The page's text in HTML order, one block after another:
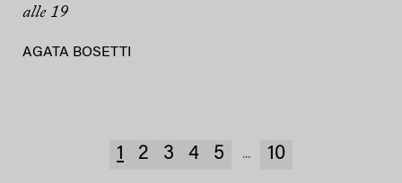
alle 19
AGATA BOSETTI
1 2 3 4 5 ... 10